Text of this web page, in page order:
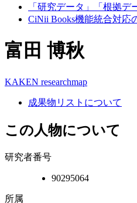
「研究データ」「根拠デ
CiNii Books機能統合対応
富田 博秋
KAKEN researchmap
成果物リストについて
この人物について
研究者番号
90295064
所属